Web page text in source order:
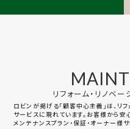
リフォーム・リノベ
ロビンが掲げる「顧客中心主義」は、リ
サービスに現れています。お客様から安
メンテナンスプラン・保証・オーナー様